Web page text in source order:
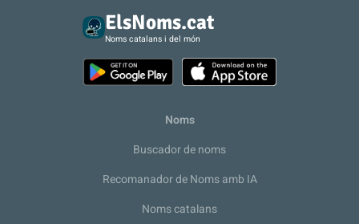
ElsNoms.cat
Noms catalans i del món
Noms
Buscador de noms
Recomanador de Noms amb IA
Noms catalans